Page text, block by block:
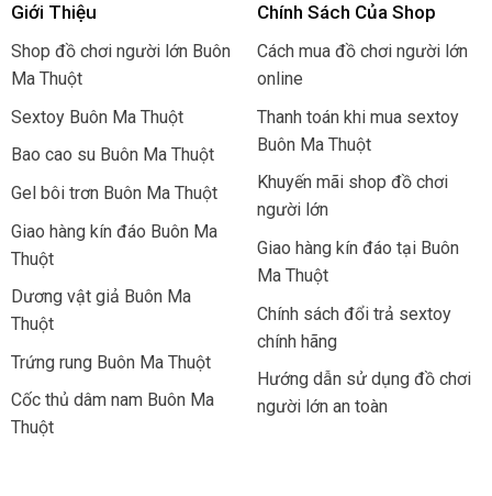
Giới Thiệu
Shop đồ chơi người lớn Buôn
Ma Thuột
Sextoy Buôn Ma Thuột
Bao cao su Buôn Ma Thuột
Gel bôi trơn Buôn Ma Thuột
Giao hàng kín đáo Buôn Ma
Thuột
Dương vật giả Buôn Ma
Thuột
Trứng rung Buôn Ma Thuột
Cốc thủ dâm nam Buôn Ma
Thuột
Chính Sách Của Shop
Cách mua đồ chơi người lớn
online
Thanh toán khi mua sextoy
Buôn Ma Thuột
Khuyến mãi shop đồ chơi
người lớn
Giao hàng kín đáo tại Buôn
Ma Thuột
Chính sách đổi trả sextoy
chính hãng
Hướng dẫn sử dụng đồ chơi
người lớn an toàn